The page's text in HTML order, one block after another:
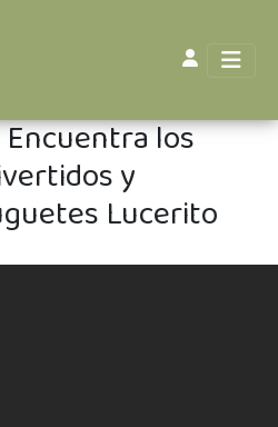
Encuentra los
y
Lucerito